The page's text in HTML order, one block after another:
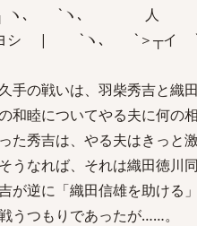
ヽ､ `ヽ､ 人
ヨシ | `ヽ､ `＞┬イ `
手の戦いは、羽柴秀吉と織
和睦についてやる夫に何の
た秀吉は、やる夫はきっと
うなれば、それは織田徳川
が逆に「織田信雄を助ける
うつもりであったが……。